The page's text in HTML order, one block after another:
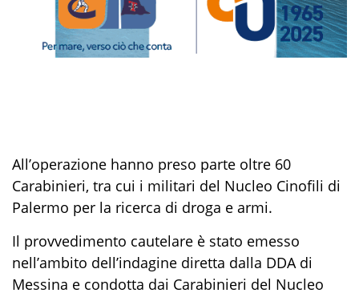
All’operazione hanno preso parte oltre 60
Carabinieri, tra cui i militari del Nucleo Cinofili di
Palermo per la ricerca di droga e armi.
Il provvedimento cautelare è stato emesso
nell’ambito dell’indagine diretta dalla DDA di
Messina e condotta dai Carabinieri del Nucleo